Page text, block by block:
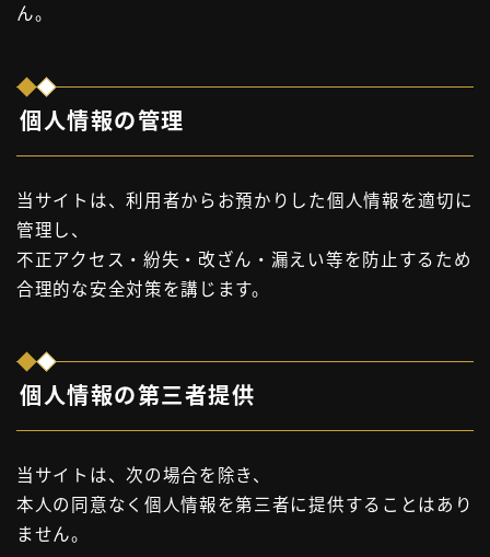
ん。
個人情報の管理
当サイトは、利用者からお預かりした個人情報を適切に
管理し、
不正アクセス・紛失・改ざん・漏えい等を防止するため
合理的な安全対策を講じます。
個人情報の第三者提供
当サイトは、次の場合を除き、
本人の同意なく個人情報を第三者に提供することはあり
ません。